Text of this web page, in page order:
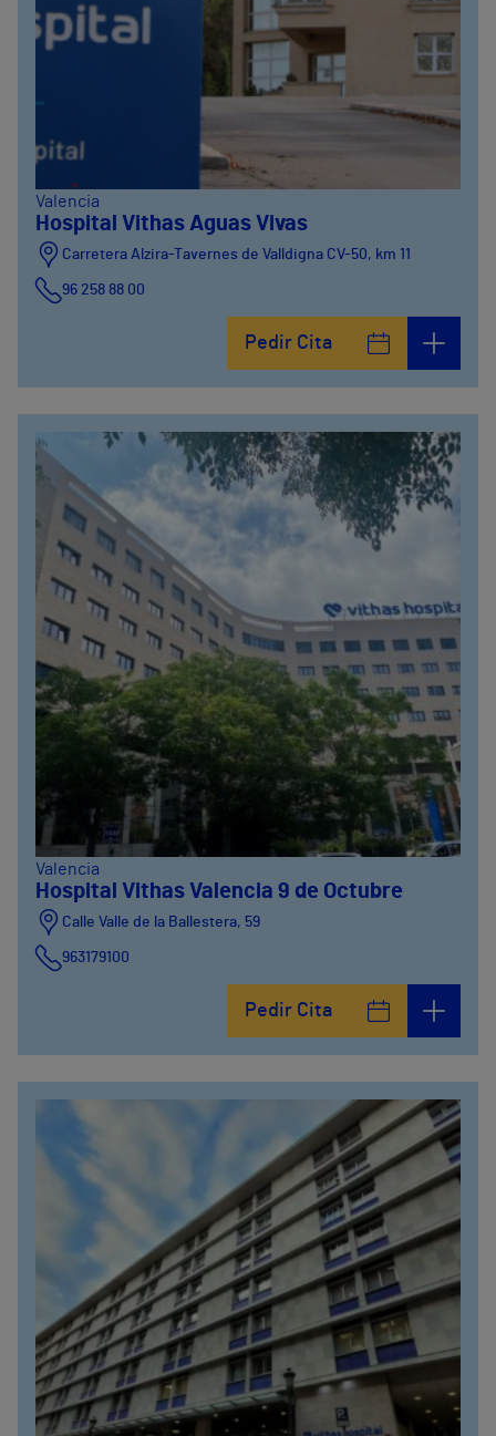
Valencia
Hospital Vithas Aguas Vivas
Carretera Alzira-Tavernes de Valldigna CV-50, km 11
96 258 88 00
Pedir Cita
Valencia
Hospital Vithas Valencia 9 de Octubre
Calle Valle de la Ballestera, 59
963179100
Pedir Cita